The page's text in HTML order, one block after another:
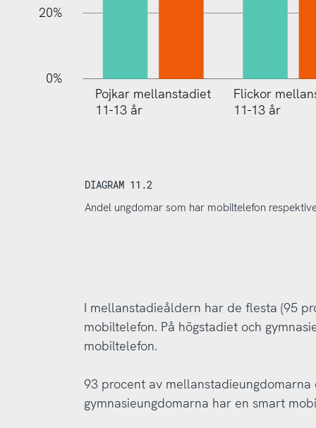
20%
0%
Pojkar mellanstadiet
11-13 år
Flickor
11-13 år
DIAGRAM 11.2
Andel ungdomar som har mobiltelefon
I mellanstadieåldern har de flesta (95
mobiltelefon. På högstadiet och
mobiltelefon.
93 procent av
gymnasieungdomarna har en smart